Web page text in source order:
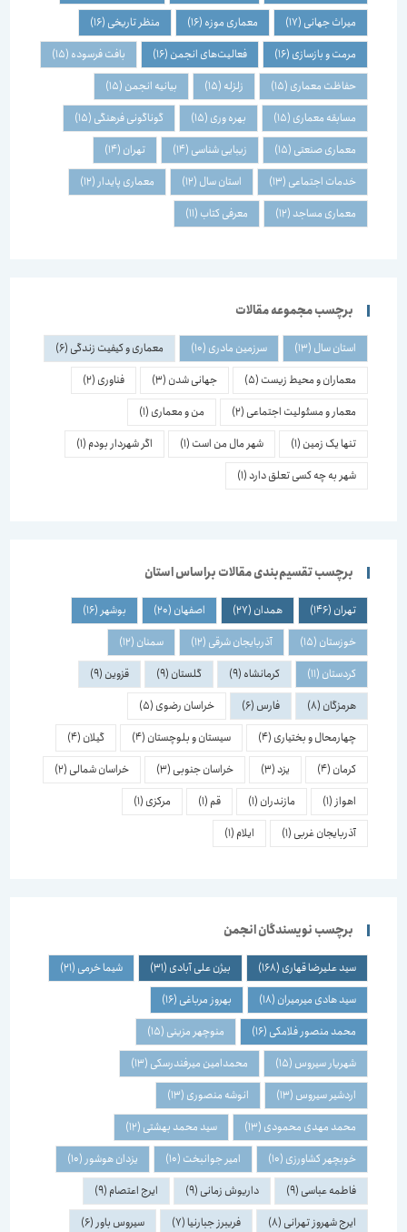
میراث جهانی(17) معماری موزه(16) منظر تاریخی(16)
مرمت و بازسازی(16) فعالیت‌های انجمن(16) بافت فرسوده(15)
حفاظت معماری(15) زلزله(15) بیانیه انجمن(15)
مسابقه معماری(15) بهره وری(15) گوناگونی فرهنگی(15)
معماری صنعتی(15) زیبایی شناسی(14) تهران(14)
خدمات اجتماعی(13) استان سال(12) معماری پایدار(12)
معماری مساجد(12) معرفی کتاب(11)
برچسب مجموعه مقالات
استان سال(13) سرزمین مادری(10) معماری و کیفیت زندگی(6)
معماران و محیط زیست(5) جهانی شدن(3) فناوری(2)
معمار و مسئولیت اجتماعی(2) من و معماری(1)
تنها یک زمین(1) شهر مال من است(1) اگر شهردار بودم(1)
شهر به چه کسی تعلق دارد(1)
برچسب تقسیم‌بندی مقالات براساس استان
تهران(146) همدان(27) اصفهان(20) بوشهر(16)
خوزستان(15) آذربایجان شرقی(12) سمنان(12)
کردستان(11) کرمانشاه(9) گلستان(9) قزوین(9)
هرمزگان(8) فارس(6) خراسان رضوی(5)
چهارمحال و بختیاری(4) سیستان و بلوچستان(4) گیلان(4)
کرمان(4)
(3) خراسان جنوبی(3) خراسان شمالی(2)
اهواز(1) مازندران(1)
(1) مرکزی(1)
آذربایجان غربی(1) ایلام(1)
برچسب نویسندگان انجمن
سید علیرضا قهاری(168) بیژن علی آبادی(31) شیما خرمی(21)
سید هادی میرمیران(18) بهروز مرباغی(16)
محمد منصور فلامکی(16) منوچهر مزینی(15)
شهریار سیروس(15) محمدامین میرفندرسکی(13)
اردشیر سیروس(13) انوشه منصوری(13)
محمد مهدی محمودی(13) سید محمد بهشتی(12)
خوبچهر کشاورزی(10) امیر جوانبخت(10) یزدان هوشور(10)
فاطمه عباسی(9) داریوش زمانی(9) ایرج اعتصام(9)
ایرج شهروز تهرانی(8) فریبرز جبارنیا(7) سیروس باور (6)